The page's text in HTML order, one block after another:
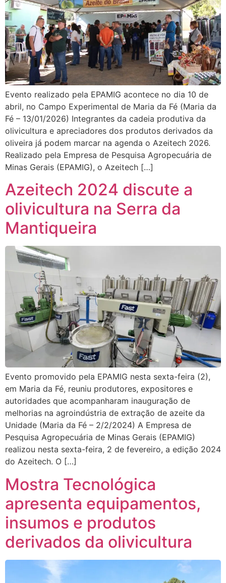
Evento realizado pela EPAMIG acontece no dia 10 de
abril, no Campo Experimental de Maria da Fé (Maria da
Fé – 13/01/2026) Integrantes da cadeia produtiva da
olivicultura e apreciadores dos produtos derivados da
oliveira já podem marcar na agenda o Azeitech 2026.
Realizado pela Empresa de Pesquisa Agropecuária de
Minas Gerais (EPAMIG), o Azeitech […]
Azeitech 2024 discute a
olivicultura na Serra da
Mantiqueira
Evento promovido pela EPAMIG nesta sexta-feira (2),
em Maria da Fé, reuniu produtores, expositores e
autoridades que acompanharam inauguração de
melhorias na agroindústria de extração de azeite da
Unidade (Maria da Fé – 2/2/2024) A Empresa de
Pesquisa Agropecuária de Minas Gerais (EPAMIG)
realizou nesta sexta-feira, 2 de fevereiro, a edição 2024
do Azeitech. O […]
Mostra Tecnológica
apresenta equipamentos,
insumos e produtos
derivados da olivicultura